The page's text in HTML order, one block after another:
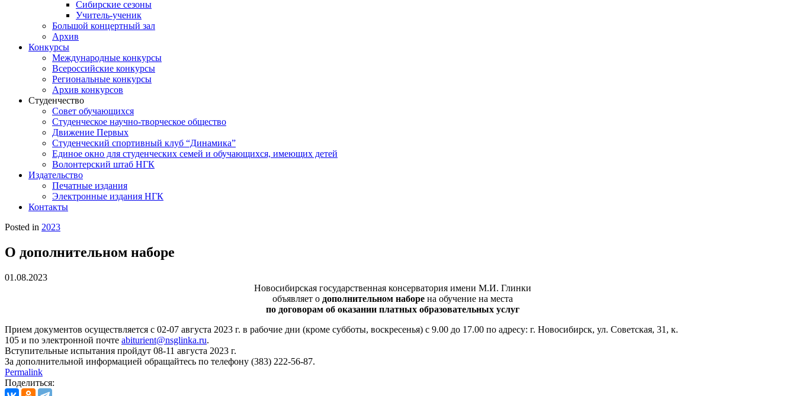
Сибирские сезоны
Учитель-ученик
Большой концертный зал
Архив
Конкурсы
Международные конкурсы
Всероссийские конкурсы
Региональные конкурсы
Архив конкурсов
Студенчество
Совет обучающихся
Студенческое научно-творческое общество
Движение Первых
Студенческий спортивный клуб “Динамика”
Единое окно для студенческих семей и обучающихся, имеющих детей
Волонтерский штаб НГК
Издательство
Печатные издания
Электронные издания НГК
Контакты
Posted in 2023
О дополнительном наборе
01.08.2023
Новосибирская государственная консерватория имени М.И. Глинки
объявляет о дополнительном наборе на обучение на места
по договорам об оказании платных образовательных услуг
Прием документов осуществляется с 02-07 августа 2023 г. в рабочие дни (кроме субботы, воскресенья) с 9.00 до 17.00 по адресу: г. Новосибирск, ул. Советская, 31, к.
105 и по электронной почте abiturient@nsglinka.ru.
Вступительные испытания пройдут 08-11 августа 2023 г.
За дополнительной информацией обращайтесь по телефону (383) 222-56-87.
Permalink
Поделиться: